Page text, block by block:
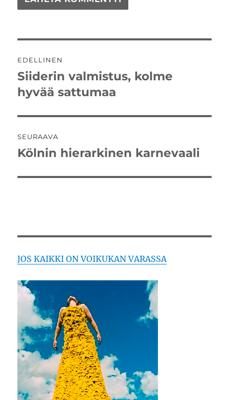
selaus
EDELLINEN
Edellinen
artikkeli:
Siiderin valmistus, kolme
hyvää sattumaa
SEURAAVA
Seuraava
Kölnin hierarkinen karnevaali
JOS KAIKKI ON VOIKUKAN VARASSA